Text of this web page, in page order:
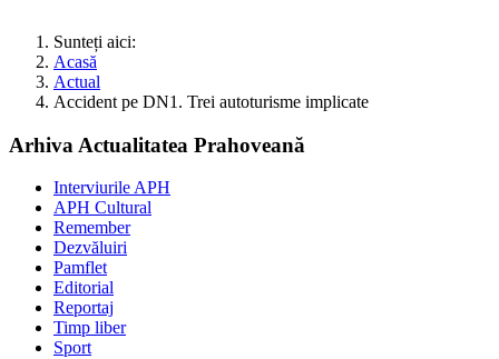
Sunteți aici:
Acasă
Actual
Accident pe DN1. Trei autoturisme implicate
Arhiva Actualitatea Prahoveană
Interviurile APH
APH Cultural
Remember
Dezvăluiri
Pamflet
Editorial
Reportaj
Timp liber
Sport